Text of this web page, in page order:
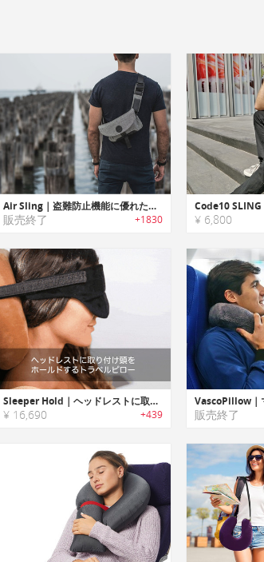
Air Sling｜盗難防止機能に優れたカットプルーフスリングバッグ「エアスリング」
販売終了 +1830 ¥ 6,800
Sleeper Hold｜ヘッドレストに取り付け頭をホールドするトラベルアイマスク「スリーパーホールド」
¥ 16,690 +439 販売終了